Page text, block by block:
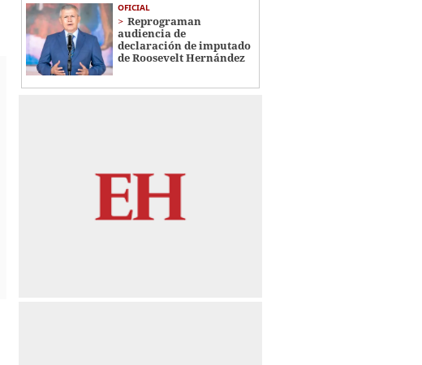
OFICIAL
Reprograman
audiencia de
declaración de imputado
de Roosevelt Hernández